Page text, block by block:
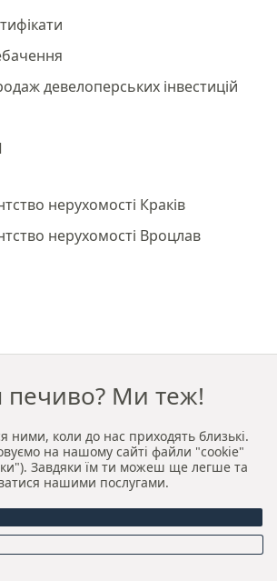
девелоперських інвестицій
нерухомості Краків
нерухомості Вроцлав
продажу та оренди
Ми теж!
ними, коли до нас приходять близькі.
на нашому сайті файли "cookie"
Завдяки їм ти можеш ще легше та
нашими послугами.